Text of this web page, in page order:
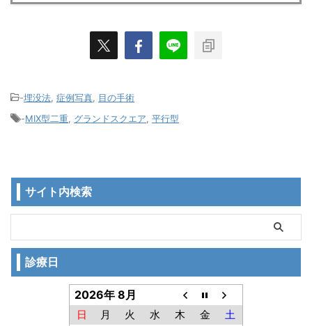
-埋没法 症例写真
目の手術
-MIX型二重 グランドスクエア 平行型
サイト内検索
診療日
2026年 8月
日 月 火 水 木 金 土